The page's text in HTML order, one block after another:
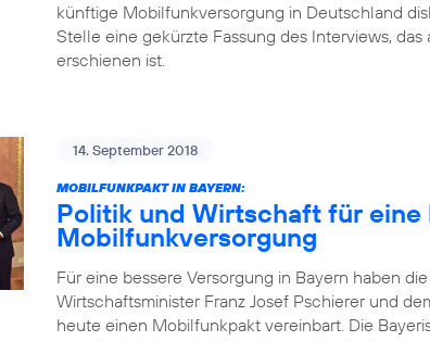
künftige Mobilfunkversorgung in Deutschland
Stelle eine gekürzte Fassung des Interviews,
erschienen ist.
14. September 2018
MOBILFUNKPAKT IN BAYERN:
Politik und Wirtschaft für eine
Mobilfunkversorgung
Für eine bessere Versorgung in Bayern haben
Wirtschaftsminister Franz Josef Pschierer und
heute einen Mobilfunkpakt vereinbart. Die